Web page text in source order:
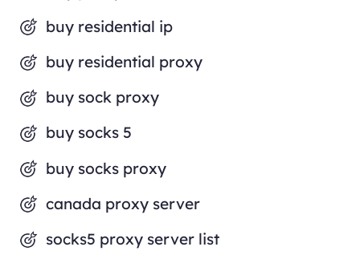
buy residential ip
buy residential proxy
buy sock proxy
buy socks 5
buy socks proxy
canada proxy server
socks5 proxy server list